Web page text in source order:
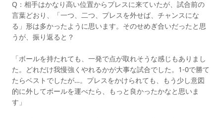
Q：相手はかなり高い位置からプレスに来ていたが、試合前の
言葉どおり、「一つ、二つ、プレスを外せば、チャンスにな
る」形は多かったように思います。そのせめぎ合いだったと思
うが、振り返ると？
「ボールを持たれても、一発で点が取れそうな感じもありまし
た。どれだけ我慢強くやれるかが大事な試合でした。1-0で勝て
たらベストでしたが…。プレスをかけられても、もう少し意図
的に外してボールを運べたら、もっと良かったかなと思いま
す」